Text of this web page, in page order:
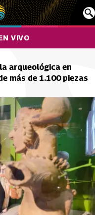
VIVO
arqueológica en
más de 1.100 piezas